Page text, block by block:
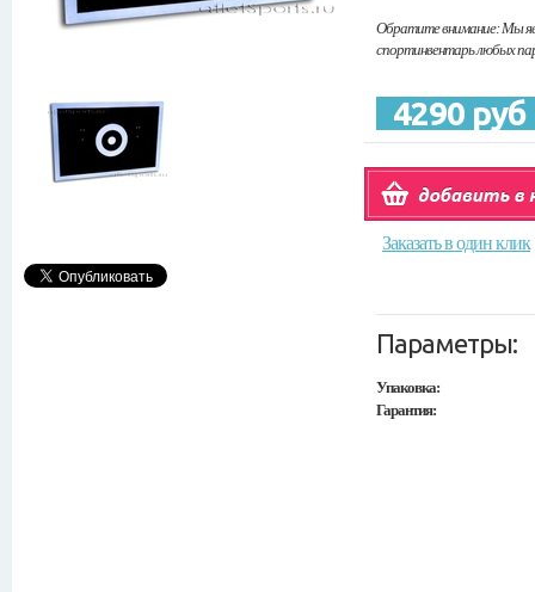
Обратите внимание: Мы
спортинвентарь любых
4290 руб
Заказать в один клик
Параметры:
Упаковка:
Гарантия: